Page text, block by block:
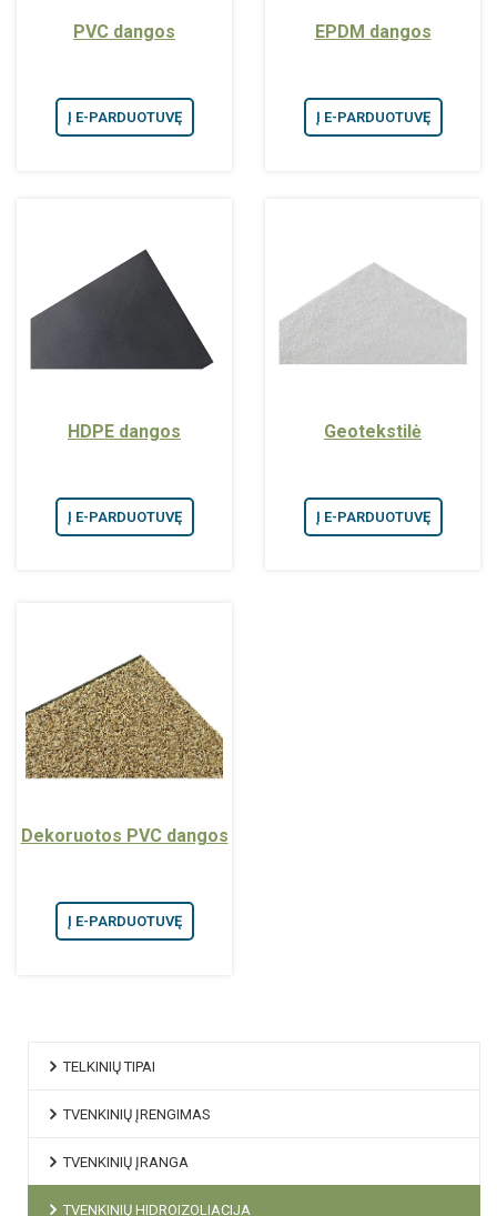
TELKINIŲ TIPAI
TVENKINIŲ ĮRENGIMAS
TVENKINIŲ ĮRANGA
TVENKINIŲ HIDROIZOLIACIJA
PVC dangos
Į E-PARDUOTUVĘ
EPDM dangos
Į E-PARDUOTUVĘ
HDPE dangos
Į E-PARDUOTUVĘ
Geotekstilė
Į E-PARDUOTUVĘ
Dekoruotos PVC dangos
Į E-PARDUOTUVĘ